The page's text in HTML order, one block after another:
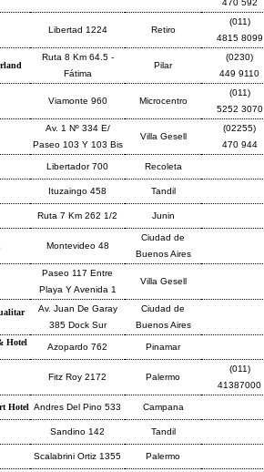
470 592
Libertad 1224 Retiro
(011)
4815 8099
Ruta 8 Km 64.5 -
Fátima
Pilar
(0230)
449 9110
Viamonte 960 Microcentro
(011)
5252 3070
Av. 1 Nº 334 E/
Paseo 103 Y 103 Bis
Villa Gesell
(02255)
470 944
Libertador 700 Recoleta
Ituzaingo 458 Tandil
Ruta 7 Km 262 1/2 Junin
Montevideo 48
Ciudad de
Buenos Aires
Paseo 117 Entre
Playa Y Avenida 1
Villa Gesell
Av. Juan De Garay
385 Dock Sur
Ciudad de
Buenos Aires
Hotel
Azopardo 762 Pinamar
Fitz Roy 2172 Palermo
(011)
41387000
Hotel Andres Del Pino 533 Campana
Sandino 142 Tandil
Scalabrini Ortiz 1355 Palermo